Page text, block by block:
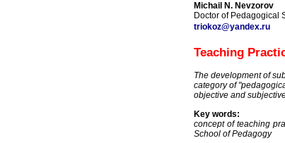
Michail N. Nevzorov
Doctor of Pedagogical
triokoz@yandex.ru
Teaching
The development of
category of
objective and
Key words:
concept of teaching
School of Pedagogy